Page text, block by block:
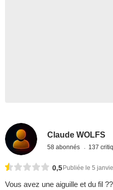
Claude WOLFS
58 abonnés 137
0,5 Publiée le 5
Vous avez une aiguille et du fil